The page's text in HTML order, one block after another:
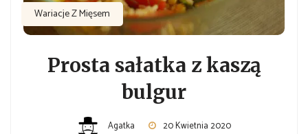
Wariacje Z Mięsem
Prosta sałatka z kaszą
bulgur
Agatka 20 Kwietnia 2020